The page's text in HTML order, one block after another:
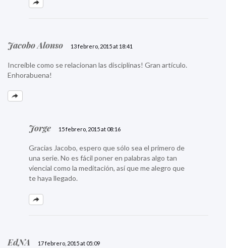
Jacobo Alonso 13 febrero, 2015 at 18:41
Increíble como se relacionan las disciplinas! Gran artículo.
Enhorabuena!
Jorge 15 febrero, 2015 at 08:16
Gracias Jacobo, espero que sólo sea el primero de
una serie. No es fácil poner en palabras algo tan
viencial como la meditación, así que me alegro que
te haya llegado.
EdNA 17 febrero, 2015 at 05:09